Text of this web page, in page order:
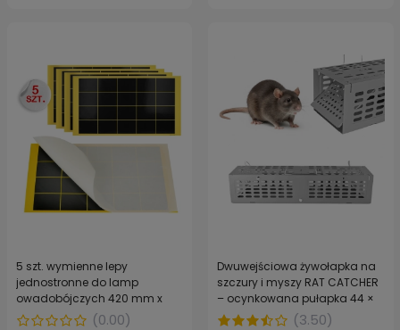
5 szt. wymienne lepy
jednostronne do lamp
owadobójczych 420 mm x
230mm
(0.00)
Dwuwejściowa żywołapka na
szczury i myszy RAT CATCHER
– ocynkowana pułapka 44 ×
12 × 10,5 cm
(3.50)